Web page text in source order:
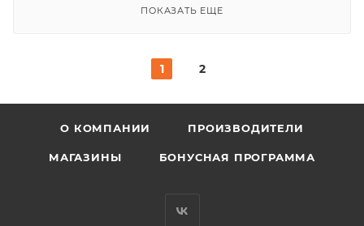
ПОКАЗАТЬ ЕЩЕ
1 2
О КОМПАНИИ ПРОИЗВОДИТЕЛИ
МАГАЗИНЫ БОНУСНАЯ ПРОГРАММА